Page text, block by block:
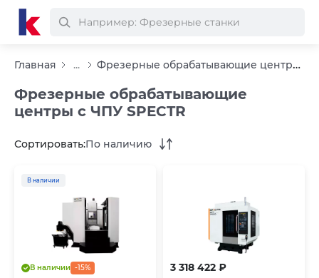
Главная ... Фрезерные обрабатывающие центры с ЧПУ SPECTR
Фрезерные обрабатывающие
центры с ЧПУ SPECTR
Сортировать:По наличию
В наличии
-15%
В наличии 3 318 422 ₽